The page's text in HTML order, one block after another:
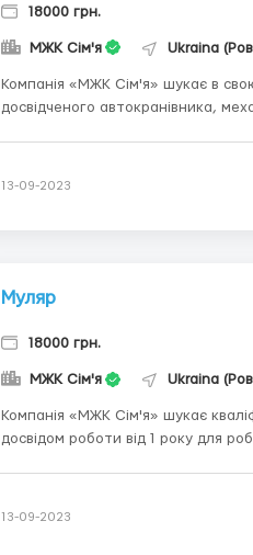
18000 грн.
МЖК Сім'я Ukraina
Компанія «МЖК Сім'я» шукає в
досвідченого автокранівника,
13-09-2023
Муляр
18000 грн.
МЖК Сім'я Ukraina
Компанія «МЖК Сім'я» шукає
досвідом роботи від 1 року для
13-09-2023